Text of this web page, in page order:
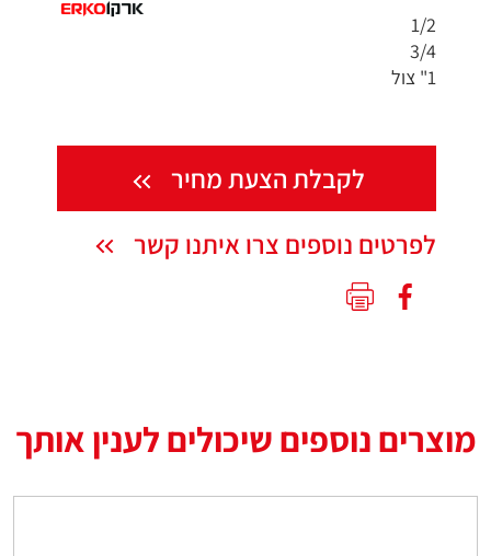
1/2
3/4
1" צול
לקבלת הצעת מחיר
לפרטים נוספים צרו איתנו קשר
מוצרים נוספים שיכולים לענין אותך